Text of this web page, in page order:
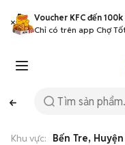
Voucher KFC đến 100k
Chỉ có trên app Chợ
Khu vực: Bến Tre,